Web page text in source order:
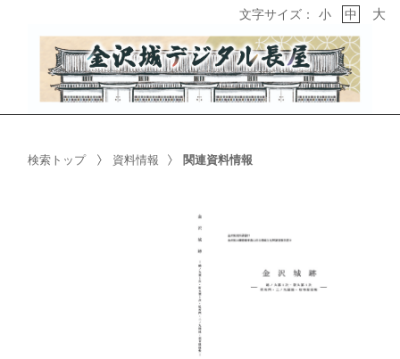
文字サイズ： 小 中 大
検索トップ 資料情報 関連資料情報